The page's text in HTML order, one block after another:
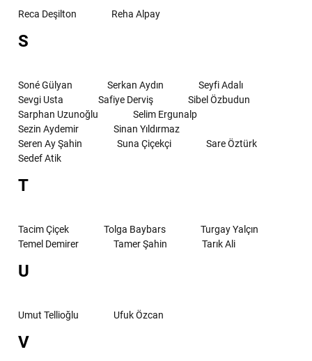
Reca Deşilton Reha Alpay
S
Soné Gülyan Serkan Aydın
Seyfi Adalı
Sevgi Usta
Safiye Derviş
Sibel Özbudun
Sarphan Uzunoğlu
Selim Ergunalp
Sezin Aydemir
Sinan Yıldırmaz
Seren Ay Şahin
Suna Çiçekçi
Sare Öztürk
Sedef Atik
T
Tacim Çiçek Tolga Baybars
Turgay Yalçın
Temel Demirer
Tamer Şahin Tarık Ali
U
Umut Tellioğlu Ufuk Özcan
V